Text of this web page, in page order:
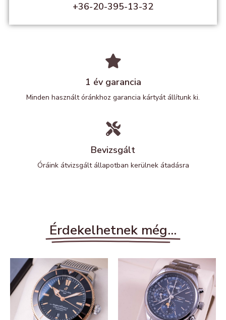
+36-20-395-13-32
1 év garancia
Minden használt óránkhoz garancia kártyát állítunk ki.
Bevizsgált
Óráink átvizsgált állapotban kerülnek átadásra
Érdekelhetnek még...